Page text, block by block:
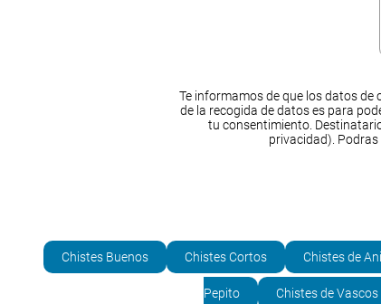
Te informamos de que los datos de
de la recogida de datos es para
tu consentimiento.
privacidad).
Chistes Buenos Chistes Cortos Chistes de
Pepito Chistes de Vascos